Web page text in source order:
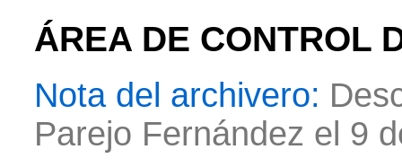
ÁREA DE CONTROL
Nota del archivero:
Parejo Fernández el 9